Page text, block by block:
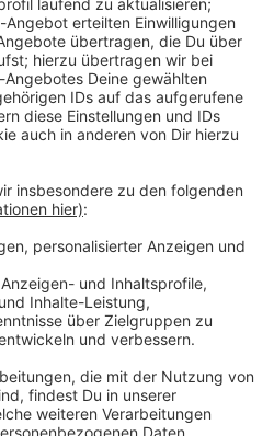
derzeit
Euskirchen 123
für weitere gibt es bei uns im
sind es laut der
Hektar.
dass es sich dabei um
die eine Einzelfallprüfung
Anfrage teilte ein
deshalb mit, dass in